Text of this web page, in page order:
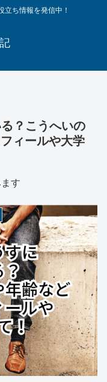
立ち情報を発信中！
？こうへいの
ィールや大学
す